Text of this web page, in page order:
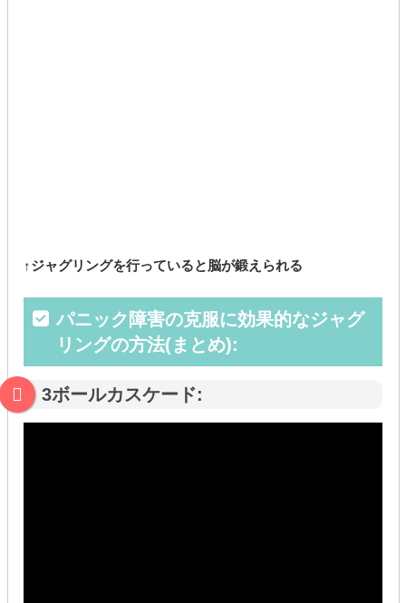
↑ジャグリングを行っていると脳が鍛えられる
パニック障害の克服に効果的なジャグ
リングの方法(まとめ):
3ボールカスケード: